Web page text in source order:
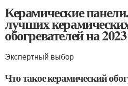
Керамические
лучших
обогревателей на
Экспертный выбор
Что такое керамический